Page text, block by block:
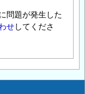
問題が発生した
せしてくださ